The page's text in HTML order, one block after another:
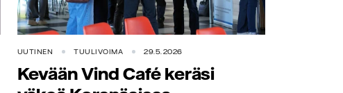
UUTINEN TUULIVOIMA 29.5.2026
Kevään Vind Café keräsi